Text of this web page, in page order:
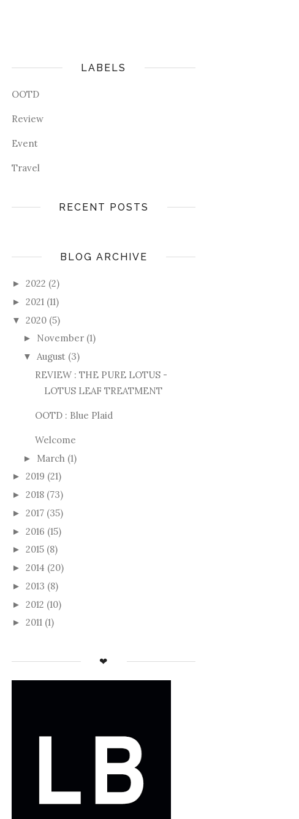
LABELS
OOTD
Review
Event
Travel
RECENT POSTS
BLOG ARCHIVE
► 2022 (2)
► 2021 (11)
▼ 2020 (5)
► November (1)
▼ August (3)
REVIEW : THE PURE LOTUS -
LOTUS LEAF TREATMENT
OOTD : Blue Plaid
Welcome
► March (1)
► 2019 (21)
► 2018 (73)
► 2017 (35)
► 2016 (15)
► 2015 (8)
► 2014 (20)
► 2013 (8)
► 2012 (10)
► 2011 (1)
❤